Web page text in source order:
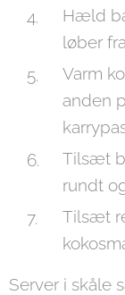
Hæld
løber fra
Varm
anden
Tilsæt
rundt
Tilsæt
Server i skåle